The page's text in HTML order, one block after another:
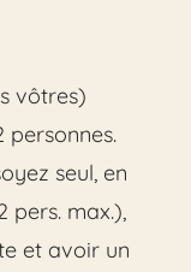
vôtres)
personnes.
seul, en
pers. max.),
et avoir un